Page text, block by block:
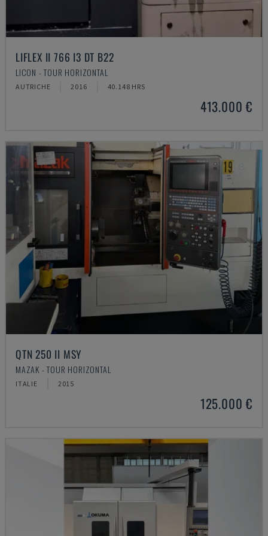
LIFLEX II 766 I3 DT B22
LICON - TOUR HORIZONTAL
AUTRICHE 2016 40.148 HRS
413.000 €
QTN 250 II MSY
MAZAK - TOUR HORIZONTAL
ITALIE 2015
125.000 €